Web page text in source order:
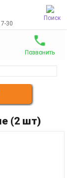
Поиск
30
Позвонить
(2 шт)